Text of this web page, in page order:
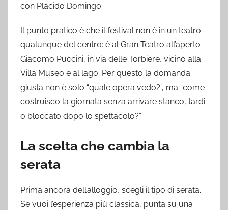
con Plácido Domingo.
Il punto pratico è che il festival non è in un teatro
qualunque del centro: è al Gran Teatro all’aperto
Giacomo Puccini, in via delle Torbiere, vicino alla
Villa Museo e al lago. Per questo la domanda
giusta non è solo “quale opera vedo?”, ma “come
costruisco la giornata senza arrivare stanco, tardi
o bloccato dopo lo spettacolo?”.
La scelta che cambia la
serata
Prima ancora dell’alloggio, scegli il tipo di serata.
Se vuoi l’esperienza più classica, punta su una